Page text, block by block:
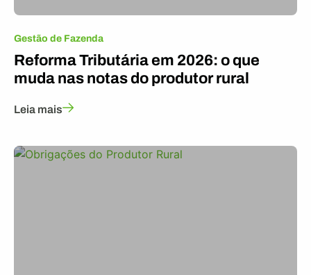
Gestão de Fazenda
Reforma Tributária em 2026: o que
muda nas notas do produtor rural
Leia mais